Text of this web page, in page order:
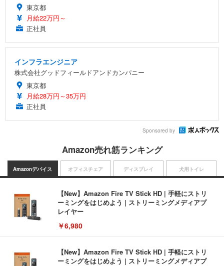
東京都
月給22万円～
正社員
インフラエンジニア
株式会社グッドフィールドアンドカンパニー
東京都
月給28万円～35万円
正社員
Sponsored by
Amazon売れ筋ランキング
Amazonデバイス
【New】Amazon Fire TV Stick HD | 手軽にストリ
ーミングをはじめよう | ストリーミングメディアプ
レイヤー
￥6,980
【New】Amazon Fire TV Stick HD | 手軽にストリ
ーミングをはじめよう | ストリーミングメディアプ
オフィスチェア ディスプレイ 犬用トイレ